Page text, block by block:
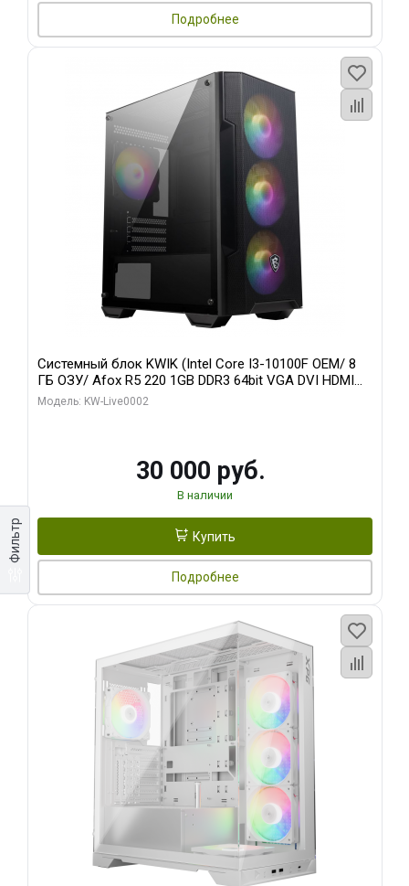
Фильтр
Подробнее
Системный блок KWIK (Intel Core I3-10100F OEM/ 8
ГБ ОЗУ/ Afox R5 220 1GB DDR3 64bit VGA DVI HDMI
1FAN LP RTL / 128 ГБ SSD)
Модель: KW-Live0002
30 000 руб.
В наличии
Купить
Подробнее